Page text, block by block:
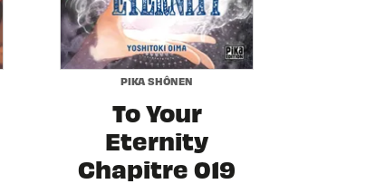
PIKA SHÔNEN
To Your
Eternity
Chapitre 019